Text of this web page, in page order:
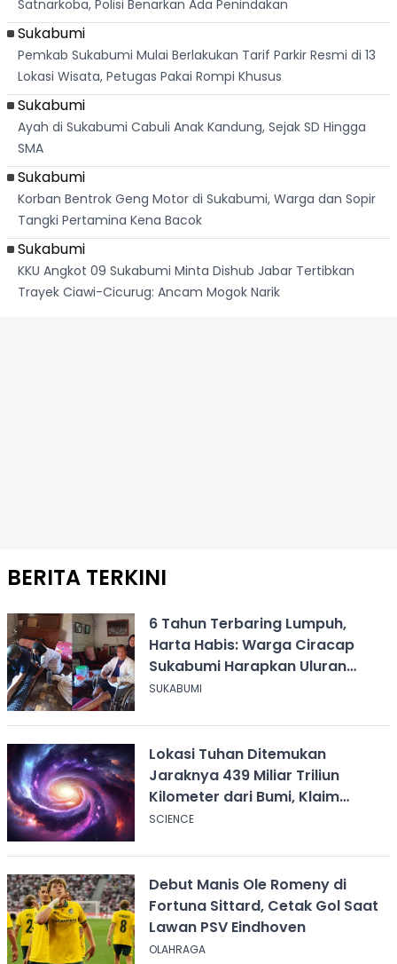
Satnarkoba, Polisi Benarkan Ada Penindakan
Sukabumi
Pemkab Sukabumi Mulai Berlakukan Tarif Parkir Resmi di 13
Lokasi Wisata, Petugas Pakai Rompi Khusus
Sukabumi
Ayah di Sukabumi Cabuli Anak Kandung, Sejak SD Hingga
SMA
Sukabumi
Korban Bentrok Geng Motor di Sukabumi, Warga dan Sopir
Tangki Pertamina Kena Bacok
Sukabumi
KKU Angkot 09 Sukabumi Minta Dishub Jabar Tertibkan
Trayek Ciawi-Cicurug: Ancam Mogok Narik
BERITA TERKINI
6 Tahun Terbaring Lumpuh,
Harta Habis: Warga Ciracap
Sukabumi Harapkan Uluran
Tangan KDM
SUKABUMI
Lokasi Tuhan Ditemukan
Jaraknya 439 Miliar Triliun
Kilometer dari Bumi, Klaim
Ilmuwan Harvard
SCIENCE
Debut Manis Ole Romeny di
Fortuna Sittard, Cetak Gol Saat
Lawan PSV Eindhoven
OLAHRAGA